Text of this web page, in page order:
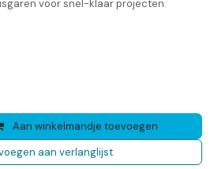
voor snel-klaar projecten.
Aan winkelmandje toevoegen
aan verlanglijst